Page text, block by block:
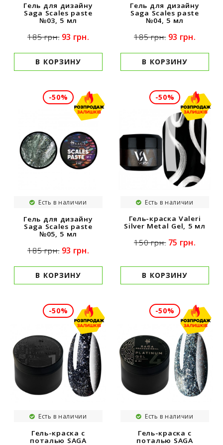
Гель для дизайну
Saga Scales paste
№03, 5 мл
185 грн. 93 грн.
В КОРЗИНУ
Гель для дизайну
Saga Scales paste
№04, 5 мл
185 грн. 93 грн.
В КОРЗИНУ
-50%
Есть в наличии
Гель для дизайну
Saga Scales paste
№05, 5 мл
185 грн. 93 грн.
В КОРЗИНУ
-50%
Есть в наличии
Гель-краска Valeri
Silver Metal Gel, 5 мл
150 грн. 75 грн.
В КОРЗИНУ
-50%
Есть в наличии
Гель-краска с
поталью SAGA
-50%
Есть в наличии
Гель-краска с
поталью SAGA